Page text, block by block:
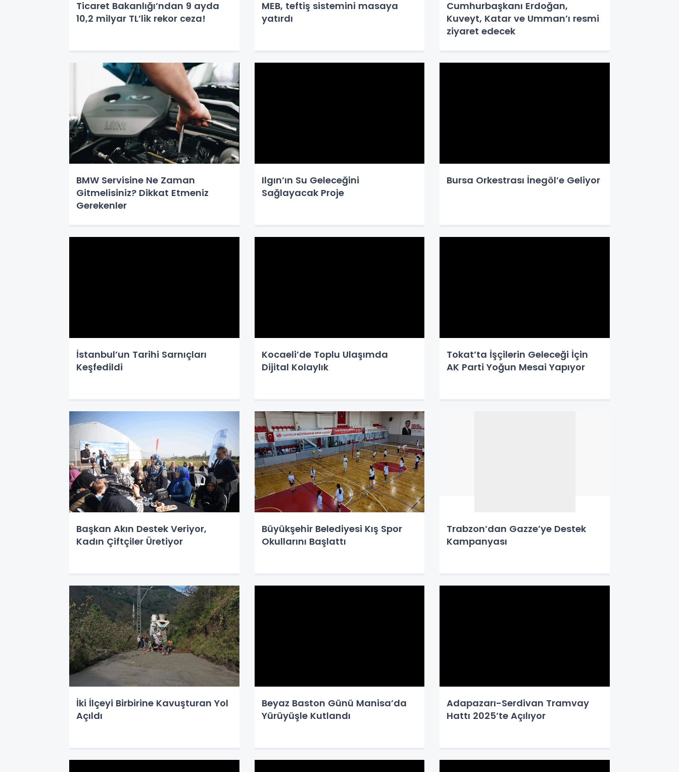
Ticaret Bakanlığı’ndan 9 ayda
10,2 milyar TL’lik rekor ceza!
MEB, teftiş sistemini masaya
yatırdı
Cumhurbaşkanı Erdoğan,
Kuveyt, Katar ve Umman’ı resmi
ziyaret edecek
BMW Servisine Ne Zaman
Gitmelisiniz? Dikkat Etmeniz
Gerekenler
Ilgın’ın Su Geleceğini
Sağlayacak Proje
Bursa Orkestrası İnegöl’e Geliyor
İstanbul’un Tarihi Sarnıçları
Keşfedildi
Kocaeli’de Toplu Ulaşımda
Dijital Kolaylık
Tokat’ta İşçilerin Geleceği İçin
AK Parti Yoğun Mesai Yapıyor
Başkan Akın Destek Veriyor,
Kadın Çiftçiler Üretiyor
Büyükşehir Belediyesi Kış Spor
Okullarını Başlattı
Trabzon’dan Gazze’ye Destek
Kampanyası
İki İlçeyi Birbirine Kavuşturan Yol
Açıldı
Beyaz Baston Günü Manisa’da
Yürüyüşle Kutlandı
Adapazarı-Serdivan Tramvay
Hattı 2025’te Açılıyor